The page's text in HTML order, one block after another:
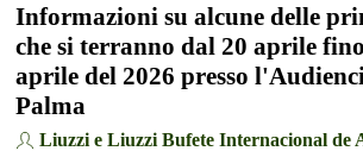
Informazioni su alcune delle
che si terranno dal 20 aprile
aprile del 2026 presso
Palma
Liuzzi e Liuzzi Bufete Internacional de